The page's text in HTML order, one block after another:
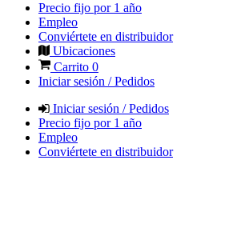
Precio fijo por 1 año
Empleo
Conviértete en distribuidor
Ubicaciones
Carrito 0
Iniciar sesión / Pedidos
Iniciar sesión / Pedidos
Precio fijo por 1 año
Empleo
Conviértete en distribuidor